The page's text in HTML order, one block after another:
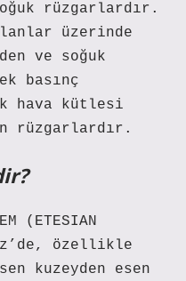
rüzgarlardır.
üzerinde
ve soğuk
basınç
hava kütlesi
rüzgarlardır.
(ETESIAN
özellikle
kuzeyden esen